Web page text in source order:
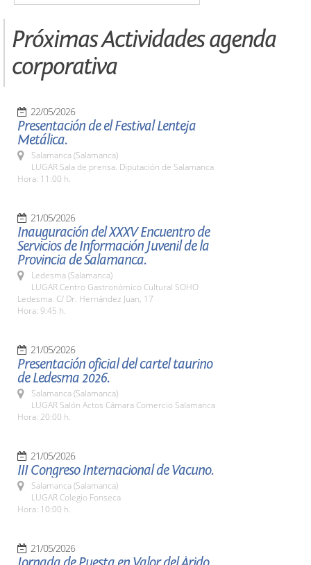
Próximas Actividades agenda
corporativa
22/05/2026
Presentación de el Festival Lenteja
Metálica.
Salamanca (Salamanca)
LUGAR Sala de prensa. Diputación de Salamanca
Hora: 11:00 h.
21/05/2026
Inauguración del XXXV Encuentro de
Servicios de Información Juvenil de la
Provincia de Salamanca.
Ledesma (Salamanca)
LUGAR Centro Gastronómico Cultural SOHO
Ledesma. C/ Dr. Hernández Juan, 17
Hora: 9:45 h.
21/05/2026
Presentación oficial del cartel taurino
de Ledesma 2026.
Salamanca (Salamanca)
LUGAR Salón Actos Cámara Comercio Salamanca
Hora: 20:00 h.
21/05/2026
III Congreso Internacional de Vacuno.
Salamanca (Salamanca)
LUGAR Colegio Fonseca
Hora: 10:00 h.
21/05/2026